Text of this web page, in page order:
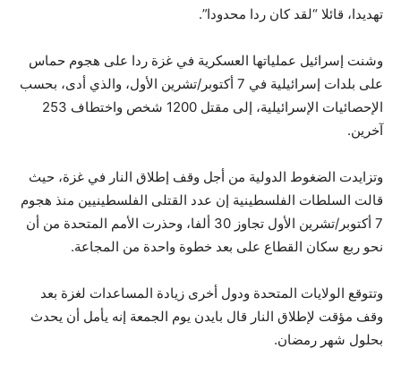
تهديدا، قائلا “لقد كان ردا محدودا”.
وشنت إسرائيل عملياتها العسكرية في غزة ردا على هجوم حماس
على بلدات إسرائيلية في 7 أكتوبر/تشرين الأول، والذي أدى، بحسب
الإحصائيات الإسرائيلية، إلى مقتل 1200 شخص واختطاف 253
آخرين.
وتزايدت الضغوط الدولية من أجل وقف إطلاق النار في غزة، حيث
قالت السلطات الفلسطينية إن عدد القتلى الفلسطينيين منذ هجوم
7 أكتوبر/تشرين الأول تجاوز 30 ألفا، وحذرت الأمم المتحدة من أن
نحو ربع سكان القطاع على بعد خطوة واحدة من المجاعة.
وتتوقع الولايات المتحدة ودول أخرى زيادة المساعدات لغزة بعد
وقف مؤقت لإطلاق النار قال بايدن يوم الجمعة إنه يأمل أن يحدث
بحلول شهر رمضان.